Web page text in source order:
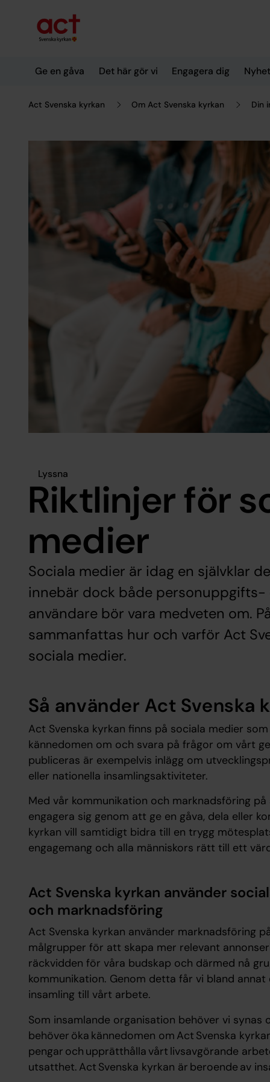
Ge en gåva Det här gör vi Engagera dig
Act Svenska kyrkan Om Act Svenska kyrkan Din
Lyssna
Riktlinjer för
medier
Sociala medier är idag en självklar
innebär dock både
användare bör vara medveten om.
sammanfattas hur och varför Act
sociala medier.
Så använder Act Svenska
Act Svenska kyrkan finns på sociala medier
kännedomen om och svara på frågor om vårt
publiceras är exempelvis inlägg om
eller nationella insamlingsaktiviteter.
Med vår kommunikation och marknadsföring
engagera sig genom att ge en gåva, dela eller
kyrkan vill samtidigt bidra till en trygg
engagemang och alla människors rätt till ett
Act Svenska kyrkan använder
och marknadsföring
Act Svenska kyrkan använder marknadsföring
målgrupper för att skapa mer relevant
räckvidden för våra budskap och därmed nå
kommunikation. Genom detta får vi bland
insamling till vårt arbete.
Som insamlande organisation behöver vi synas
behöver öka kännedomen om Act Svenska
pengar och upprätthålla vårt livsavgörande
utsatthet. Act Svenska kyrkan är beroende av